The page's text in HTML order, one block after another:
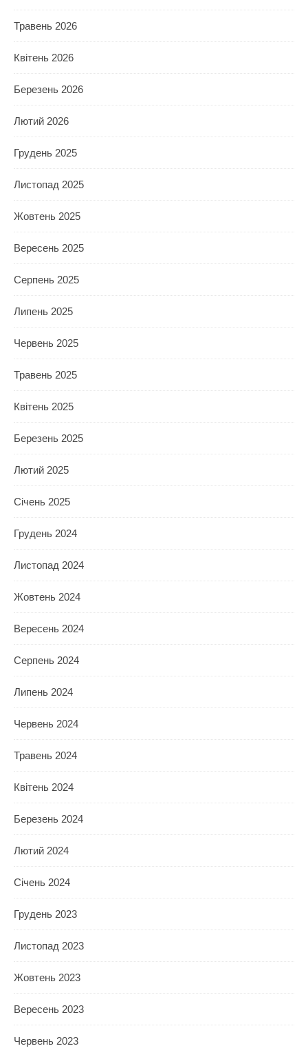
Травень 2026
Квітень 2026
Березень 2026
Лютий 2026
Грудень 2025
Листопад 2025
Жовтень 2025
Вересень 2025
Серпень 2025
Липень 2025
Червень 2025
Травень 2025
Квітень 2025
Березень 2025
Лютий 2025
Січень 2025
Грудень 2024
Листопад 2024
Жовтень 2024
Вересень 2024
Серпень 2024
Липень 2024
Червень 2024
Травень 2024
Квітень 2024
Березень 2024
Лютий 2024
Січень 2024
Грудень 2023
Листопад 2023
Жовтень 2023
Вересень 2023
Червень 2023